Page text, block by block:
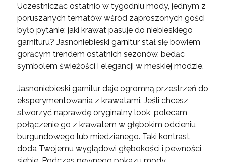
Uczestnicząc ostatnio w tygodniu mody, jednym z
poruszanych tematów wśród zaproszonych gości
było pytanie: jaki krawat pasuje do niebieskiego
garnituru? Jasnoniebieski garnitur stał się bowiem
gorącym trendem ostatnich sezonów, będąc
symbolem świeżości i elegancji w męskiej modzie.
Jasnoniebieski garnitur daje ogromną przestrzeń do
eksperymentowania z krawatami. Jeśli chcesz
stworzyć naprawdę oryginalny look, polecam
połączenie go z krawatem w głębokim odcieniu
burgundowego lub miedzianego. Taki kontrast
doda Twojemu wyglądowi głębokości i pewności